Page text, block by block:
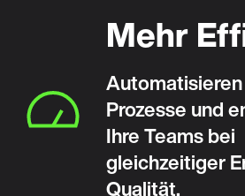
Mehr
Prozesse und
Ihre Teams bei
gleichzeitiger
Qualität.